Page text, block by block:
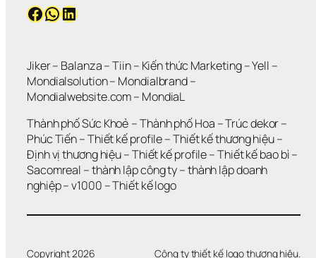
Facebook WhatsApp LinkedIn
Jiker – Balanza – Tiin – Kiến thức Marketing – Yell
Mondialsolution – Mondialbrand
Mondialwebsite.com – MondiaL
Thành phố Sức Khoẻ – Thành phố Hoa – Trúc dekor
Phúc Tiến – Thiết kế profile – Thiết kế thương hiệu
Định vị thương hiệu – Thiết kế profile – Thiết kế bao bì
Sacomreal – thành lập công ty – thành lập doanh
nghiệp – v1000 – Thiết kế logo
Copyright 2026 Công ty thiết kế logo thương hiệu.